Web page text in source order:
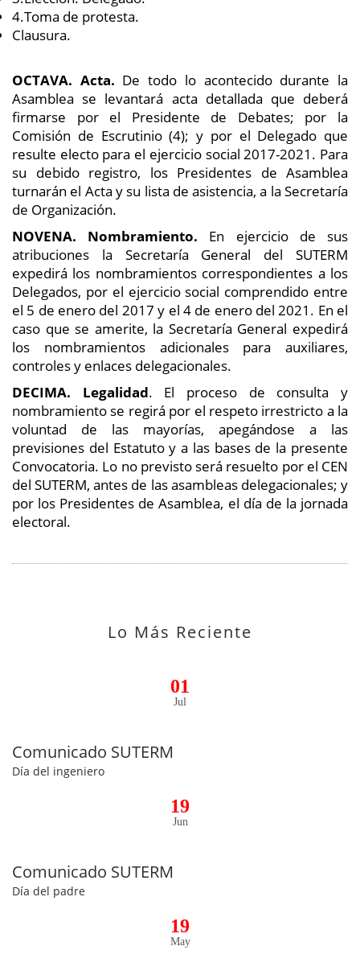
4.Toma de protesta.
Clausura.
OCTAVA. Acta. De todo lo acontecido durante la
Asamblea se levantará acta detallada que deberá
firmarse por el Presidente de Debates; por la
Comisión de Escrutinio (4); y por el Delegado que
resulte electo para el ejercicio social 2017-2021. Para
su debido registro, los Presidentes de Asamblea
turnarán el Acta y su lista de asistencia, a la Secretaría
de Organización.
NOVENA. Nombramiento. En ejercicio de sus
atribuciones la Secretaría General del SUTERM
expedirá los nombramientos correspondientes a los
Delegados, por el ejercicio social comprendido entre
el 5 de enero del 2017 y el 4 de enero del 2021. En el
caso que se amerite, la Secretaría General expedirá
los nombramientos adicionales para auxiliares,
controles y enlaces delegacionales.
DECIMA. Legalidad. El proceso de consulta y
nombramiento se regirá por el respeto irrestricto a la
voluntad de las mayorías, apegándose a las
previsiones del Estatuto y a las bases de la presente
Convocatoria. Lo no previsto será resuelto por el CEN
del SUTERM, antes de las asambleas delegacionales; y
por los Presidentes de Asamblea, el día de la jornada
electoral.
Lo Más Reciente
01
Jul
Comunicado SUTERM
Día del ingeniero
19
Jun
Comunicado SUTERM
Día del padre
19
May